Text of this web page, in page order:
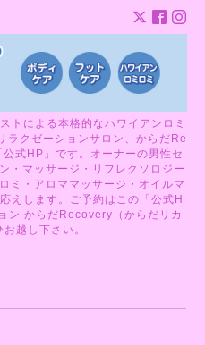
トによる本格的なハワイアンロミ
ラクゼーションサロン、からだRe
式HP」です。オーナーの男性セ
・マッサージ・リフレクソロジー
ミ・アロママッサージ・オイルマ
えします。ご予約はこの「公式H
ン からだRecovery（からだリカ
越し下さい。